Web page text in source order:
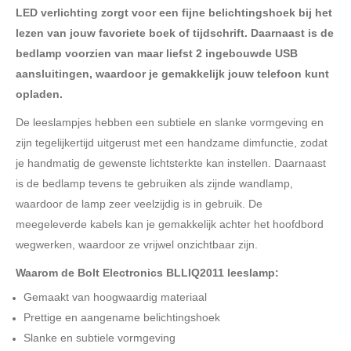
LED verlichting zorgt voor een fijne belichtingshoek bij het
lezen van jouw favoriete boek of tijdschrift. Daarnaast is de
bedlamp voorzien van maar liefst 2 ingebouwde USB
aansluitingen, waardoor je gemakkelijk jouw telefoon kunt
opladen.
De leeslampjes hebben een subtiele en slanke vormgeving en
zijn tegelijkertijd uitgerust met een handzame dimfunctie, zodat
je handmatig de gewenste lichtsterkte kan instellen. Daarnaast
is de bedlamp tevens te gebruiken als zijnde wandlamp,
waardoor de lamp zeer veelzijdig is in gebruik. De
meegeleverde kabels kan je gemakkelijk achter het hoofdbord
wegwerken, waardoor ze vrijwel onzichtbaar zijn.
Waarom de Bolt Electronics BLLIQ2011 leeslamp:
Gemaakt van hoogwaardig materiaal
Prettige en aangename belichtingshoek
Slanke en subtiele vormgeving